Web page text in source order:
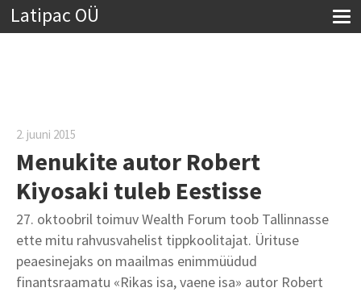
Latipac OÜ
2. juuni 2015
Menukite autor Robert
Kiyosaki tuleb Eestisse
27. oktoobril toimuv Wealth Forum toob Tallinnasse
ette mitu rahvusvahelist tippkoolitajat. Ürituse
peaesinejaks on maailmas enimmüüdud
finantsraamatu «Rikas isa, vaene isa» autor Robert